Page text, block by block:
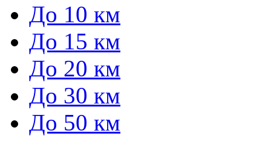
До 10 км
До 15 км
До 20 км
До 30 км
До 50 км